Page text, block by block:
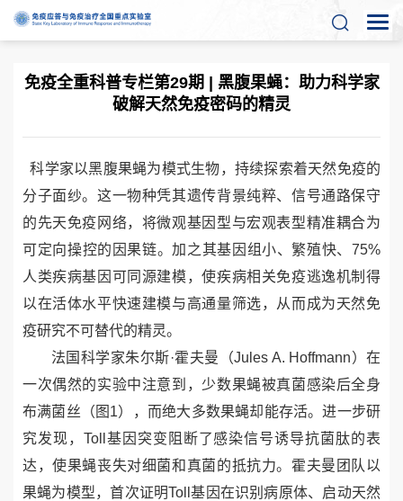
免疫全重科普专栏第29期 | 黑腹果蝇：助力科学家
破解天然免疫密码的精灵
科学家以黑腹果蝇为模式生物，持续探索着天然免疫的
分子面纱。这一物种凭其遗传背景纯粹、信号通路保守
的先天免疫网络，将微观基因型与宏观表型精准耦合为
可定向操控的因果链。加之其基因组小、繁殖快、75%
人类疾病基因可同源建模，使疾病相关免疫逃逸机制得
以在活体水平快速建模与高通量筛选，从而成为天然免
疫研究不可替代的精灵。
法国科学家朱尔斯·霍夫曼（Jules A. Hoffmann）在
一次偶然的实验中注意到，少数果蝇被真菌感染后全身
布满菌丝（图 1），而绝大多数果蝇却能存活。进一步研
究发现， Toll 基因突变阻断了感染信号诱导抗菌肽的表
达，使果蝇丧失对细菌和真菌的抵抗力。霍夫曼团队以
果蝇为模型，首次证明Toll基因在识别病原体、启动天然